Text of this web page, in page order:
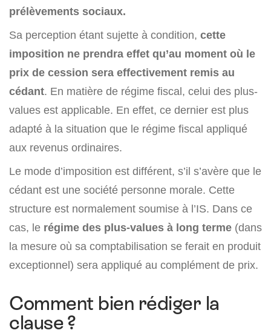
prélèvements sociaux.
Sa perception étant sujette à condition, cette
imposition ne prendra effet qu’au moment où le
prix de cession sera effectivement remis au
cédant. En matière de régime fiscal, celui des plus-
values est applicable. En effet, ce dernier est plus
adapté à la situation que le régime fiscal appliqué
aux revenus ordinaires.
Le mode d’imposition est différent, s’il s’avère que le
cédant est une société personne morale. Cette
structure est normalement soumise à l’IS. Dans ce
cas, le régime des plus-values à long terme (dans
la mesure où sa comptabilisation se ferait en produit
exceptionnel) sera appliqué au complément de prix.
Comment bien rédiger la
clause ?